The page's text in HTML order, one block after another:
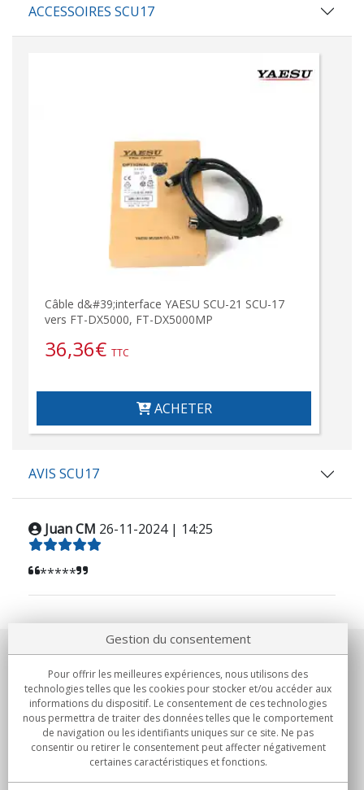
ACCESSOIRES SCU17
Câble d&#39;interface YAESU SCU-21 SCU-17
vers FT-DX5000, FT-DX5000MP
36,36€ TTC
ACHETER
AVIS SCU17
Juan CM 26-11-2024 | 14:25
*****
Notre société
Engagements
Achats
Gestion du consentement
Pour offrir les meilleures expériences, nous utilisons des
technologies telles que les cookies pour stocker et/ou accéder aux
informations du dispositif. Le consentement de ces technologies
nous permettra de traiter des données telles que le comportement
de navigation ou les identifiants uniques sur ce site. Ne pas
consentir ou retirer le consentement peut affecter négativement
certaines caractéristiques et fonctions.